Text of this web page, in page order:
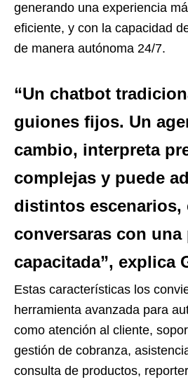
generando una experiencia
eficiente, y con la capacidad
de manera autónoma 24/7.
“Un chatbot
guiones fijos. Un
cambio, interpreta
complejas y puede
distintos escenarios,
conversaras con una
capacitada”, explica
Estas características los
herramienta avanzada para
como atención al cliente,
gestión de cobranza,
consulta de productos,